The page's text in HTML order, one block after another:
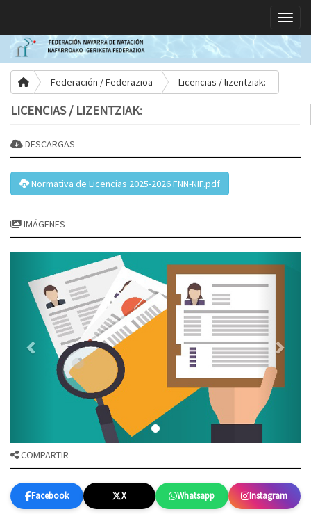
Federación / Federazioa Licencias / lizentziak:
LICENCIAS / LIZENTZIAK:
DESCARGAS
Normativa de Licencias 2025-2026 FNN-NIF.pdf
IMÁGENES
COMPARTIR
Facebook X Whatsapp Instagram